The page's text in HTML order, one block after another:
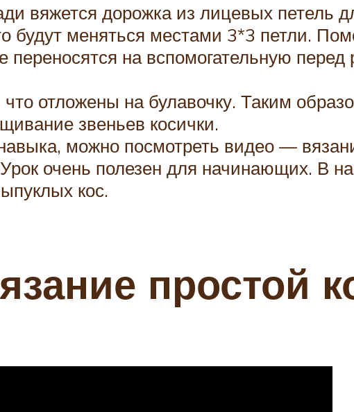
вяжется дорожка из лицевых петель
будут меняться местами 3*3 петли.
на вспомогательную
отложены на булавочку. Таким
звеньев косички.
можно посмотреть видео —
очень полезен для начинающих. В
кос.
простой